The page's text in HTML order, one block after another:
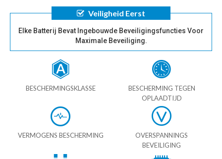
Veiligheid Eerst
Elke Batterij Bevat Ingebouwde Beveiligingsfuncties Voor
Maximale Beveiliging.
BESCHERMINGSKLASSE
BESCHERMING TEGEN
OPLAADTIJD
VERMOGENS BESCHERMING
OVERSPANNINGS
BEVEILIGING